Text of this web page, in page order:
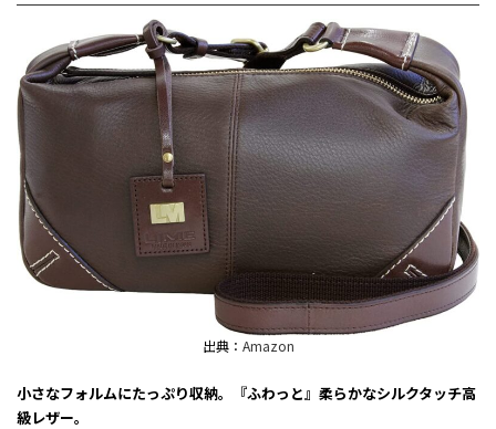
出典： Amazon
小さなフォルムにたっぷり収納。『ふわっと』柔らかなシルクタッチ高
級レザー。